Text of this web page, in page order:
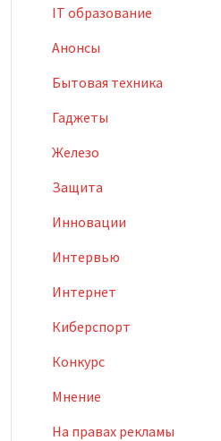
IT образование
Анонсы
Бытовая техника
Гаджеты
Железо
Защита
Инновации
Интервью
Интернет
Киберспорт
Конкурс
Мнение
На правах рекламы